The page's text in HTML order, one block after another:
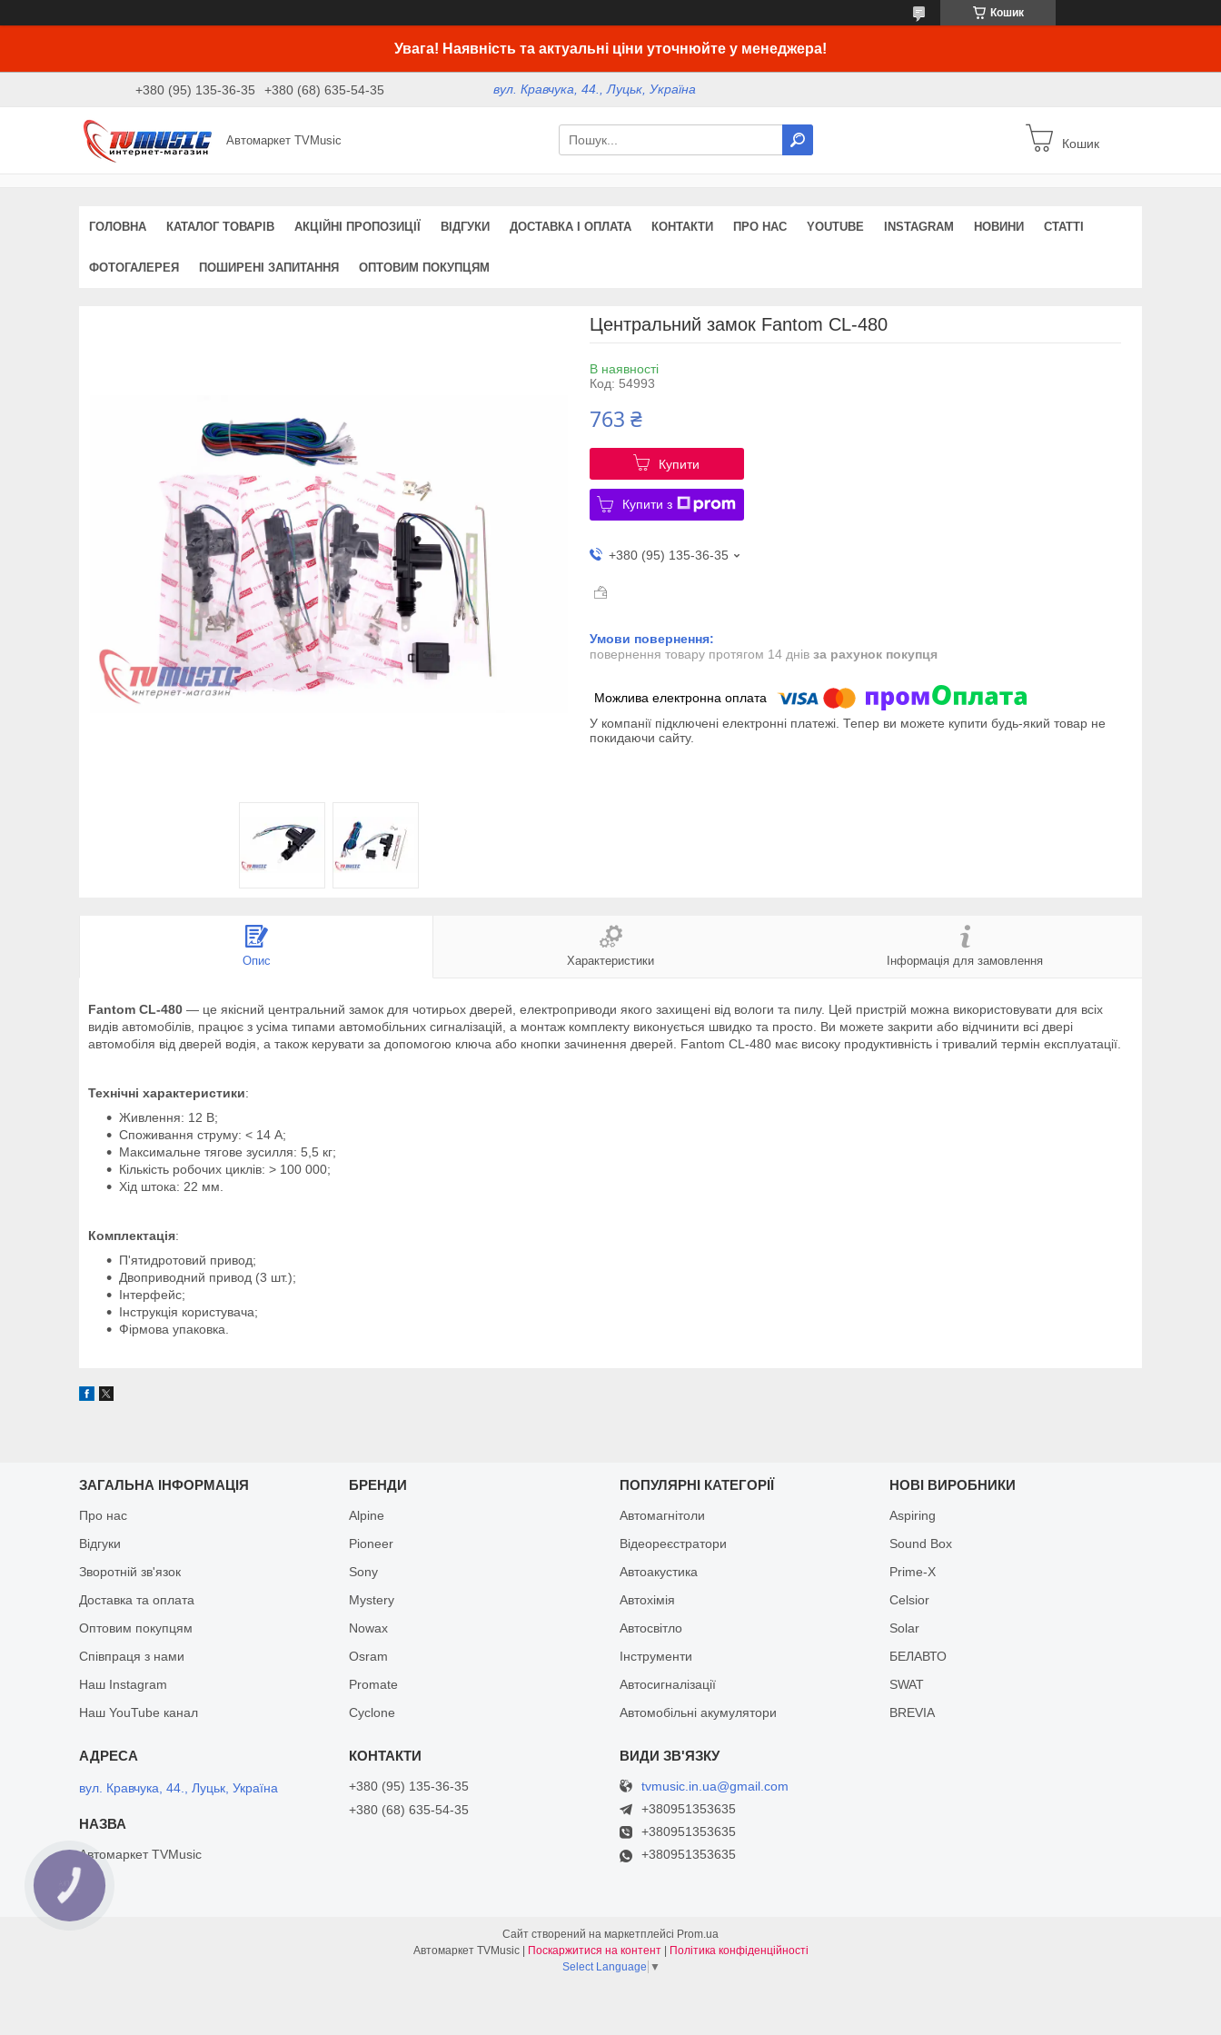
Кошик
Увага! Наявність та актуальні ціни уточнюйте у менеджера!
+380 (95) 135-36-35 +380 (68) 635-54-35 вул. Кравчука, 44., Луцьк, Україна
Автомаркет TVMusic Кошик
ГОЛОВНА КАТАЛОГ ТОВАРІВ АКЦІЙНІ ПРОПОЗИЦІЇ ВІДГУКИ ДОСТАВКА І ОПЛАТА КОНТАКТИ ПРО НАС YOUTUBE INSTAGRAM НОВИНИ СТАТТІ
ФОТОГАЛЕРЕЯ ПОШИРЕНІ ЗАПИТАННЯ ОПТОВИМ ПОКУПЦЯМ
Центральний замок Fantom CL-480
В наявності
Код: 54993
763 ₴
Купити
Купити з
+380 (95) 135-36-35
повернення товару протягом 14 днів за рахунок покупця
У компанії підключені електронні платежі. Тепер ви можете купити будь-який товар не
покидаючи сайту.
Опис Характеристики Інформація для замовлення
Fantom CL-480 — це якісний центральний замок для чотирьох дверей, електроприводи якого захищені від вологи та пилу. Цей пристрій можна використовувати для всіх
видів автомобілів, працює з усіма типами автомобільних сигналізацій, а монтаж комплекту виконується швидко та просто. Ви можете закрити або відчинити всі двері
автомобіля від дверей водія, а також керувати за допомогою ключа або кнопки зачинення дверей. Fantom CL-480 має високу продуктивність і тривалий термін експлуатації.
Технічні характеристики:
Живлення: 12 В;
Споживання струму: < 14 А;
Максимальне тягове зусилля: 5,5 кг;
Кількість робочих циклів: > 100 000;
Хід штока: 22 мм.
Комплектація:
П'ятидротовий привод;
Двоприводний привод (3 шт.);
Інтерфейс;
Інструкція користувача;
Фірмова упаковка.
ЗАГАЛЬНА ІНФОРМАЦІЯ
Про нас
Відгуки
Зворотній зв'язок
Доставка та оплата
Оптовим покупцям
Співпраця з нами
Наш Instagram
Наш YouTube канал
БРЕНДИ
Alpine
Pioneer
Sony
Mystery
Nowax
Osram
Promate
Cyclone
ПОПУЛЯРНІ КАТЕГОРІЇ
Автомагнітоли
Відеореєстратори
Автоакустика
Автохімія
Автосвітло
Інструменти
Автосигналізації
Автомобільні акумулятори
НОВІ ВИРОБНИКИ
Aspiring
Sound Box
Prime-X
Celsior
Solar
БЕЛАВТО
SWAT
BREVIA
вул. Кравчука, 44., Луцьк, Україна
Автомаркет TVMusic
+380 (95) 135-36-35
+380 (68) 635-54-35
tvmusic.in.ua@gmail.com
+380951353635
+380951353635
+380951353635
Сайт створений на маркетплейсі Prom.ua
Автомаркет TVMusic | Поскаржитися на контент | Політика конфіденційності
Select Language ▼
КНОПКА
ЗВ'ЯЗКУ